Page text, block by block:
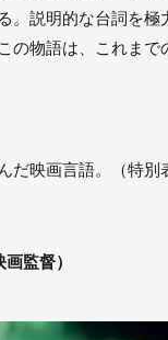
。説明的な台詞を
の物語は、これまで
だ映画⾔語。（特別
監督）